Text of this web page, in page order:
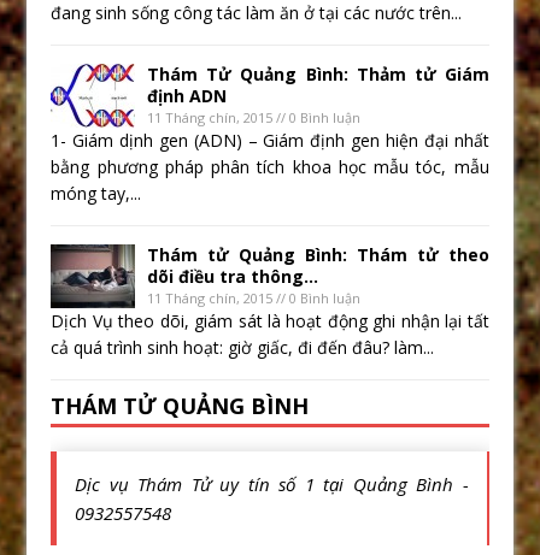
đang sinh sống công tác làm ăn ở tại các nước trên...
Thám Tử Quảng Bình: Thảm tử Giám
định ADN
11 Tháng chín, 2015 // 0 Bình luận
1- Giám dịnh gen (ADN) – Giám định gen hiện đại nhất
bằng phương pháp phân tích khoa học mẫu tóc, mẫu
móng tay,...
Thám tử Quảng Bình: Thám tử theo
dõi điều tra thông...
11 Tháng chín, 2015 // 0 Bình luận
Dịch Vụ theo dõi, giám sát là hoạt động ghi nhận lại tất
cả quá trình sinh hoạt: giờ giấc, đi đến đâu? làm...
THÁM TỬ QUẢNG BÌNH
Dịc vụ Thám Tử uy tín số 1 tại Quảng Bình -
0932557548